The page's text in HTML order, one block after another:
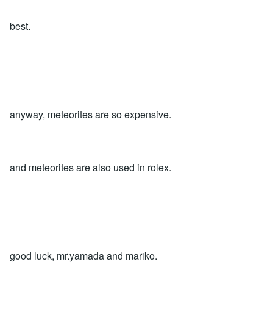
best.
anyway, meteorites are so expensive.
and meteorites are also used in rolex.
good luck, mr.yamada and mariko.